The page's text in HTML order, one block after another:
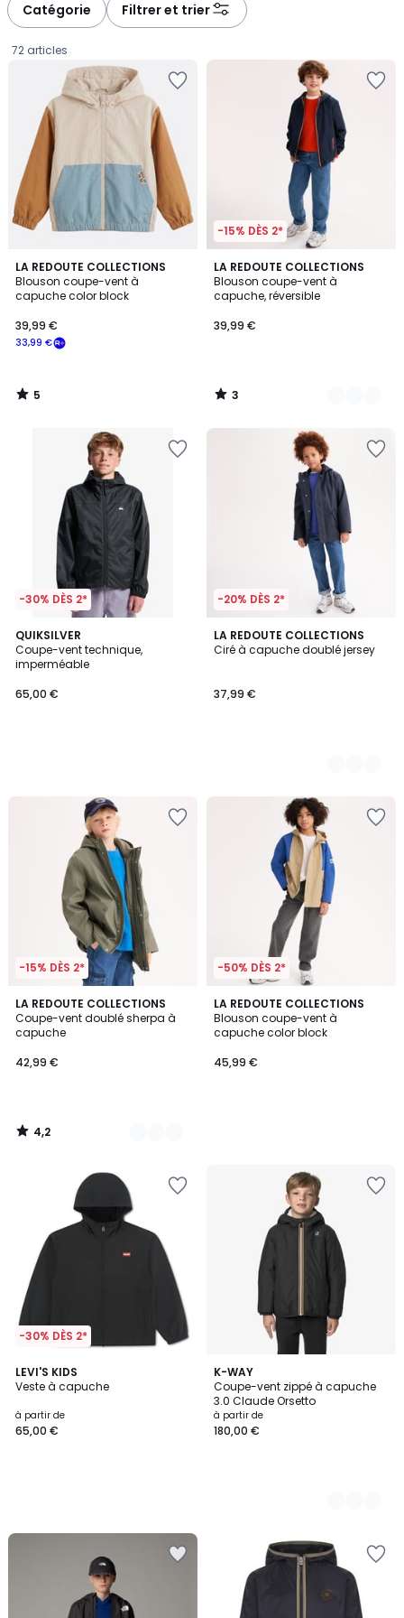
Catégorie Filtrer et trier
72 articles
LA REDOUTE COLLECTIONS
Blouson coupe-vent à
capuche color block
€
souscrivez
notre
programme
33,99 €
39,99 €
5
/
5
5
/
-15% DÈS 2*
LA REDOUTE COLLECTIONS
Blouson coupe-vent à
capuche, réversible
39,99 €
3
/
5
2
Couleurs
3
/
-30% DÈS 2*
QUIKSILVER
Coupe-vent technique,
imperméable
65,00 €
-20% DÈS 2*
LA REDOUTE COLLECTIONS
Ciré à capuche doublé jersey
37,99 €
2
Couleurs
-15% DÈS 2*
LA REDOUTE COLLECTIONS
Coupe-vent doublé sherpa à
capuche
42,99 €
4,2
/ 5
3
Couleurs
4,2
/
-50% DÈS 2*
LA REDOUTE COLLECTIONS
Blouson coupe-vent à
capuche color block
45,99 €
-30% DÈS 2*
LEVI'S KIDS
Veste à capuche
à partir de
65,00 €
K-WAY
Coupe-vent zippé à capuche
3.0 Claude Orsetto
à partir de
180,00 €
3
Couleurs